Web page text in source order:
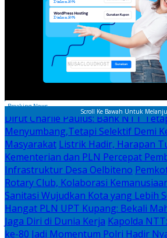
Scroll Ke Bawah Untuk
Breaking News
Dirut Charlie Paulus: Bank NTT
Menyumbang,Tetapi Selektif Demi
Masyarakat Listrik Hadir, Harapan
Kementerian dan PLN Percepat
Infrastruktur Desa Oelbiteno
Rotary Club, Kolaborasi
Sanitasi Wujudkan Kota yang Lebih
Hangat PLN UPT Kupang: Bekali
Jaga Diri di Dunia Kerja Kapolda
ke-80 Jadi Momentum Polri Hadir